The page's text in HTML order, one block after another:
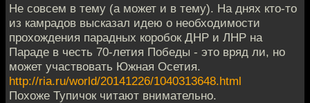
Не совсем в тему (а может и в тему). На днях кто-то
из камрадов высказал идею о необходимости
прохождения парадных коробок ДНР и ЛНР на
Параде в честь 70-летия Победы - это вряд ли, но
может участвовать Южная Осетия.
http://ria.ru/world/20141226/1040313648.html
Похоже Тупичок читают внимательно.